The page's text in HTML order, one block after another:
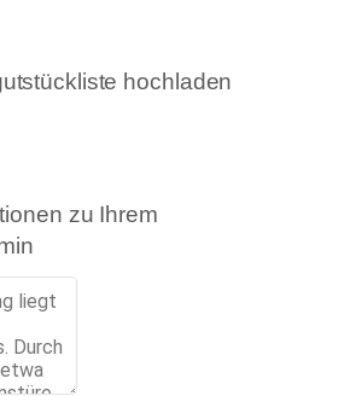
hochladen
zu Ihrem